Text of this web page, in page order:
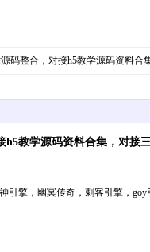
码整合，对接h5教学源码资料合
教学源码资料合集，对接
引擎，幽冥传奇，刺客引擎，